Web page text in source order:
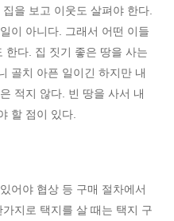
을 보고 이웃도 살펴야 한다.
이 아니다. 그래서 어떤 이들
한다. 집 짓기 좋은 땅을 사는
골치 아픈 일이긴 하지만 내
적지 않다. 빈 땅을 사서 내
할 점이 있다.
어야 협상 등 구매 절차에서
지로 택지를 살 때는 택지 구